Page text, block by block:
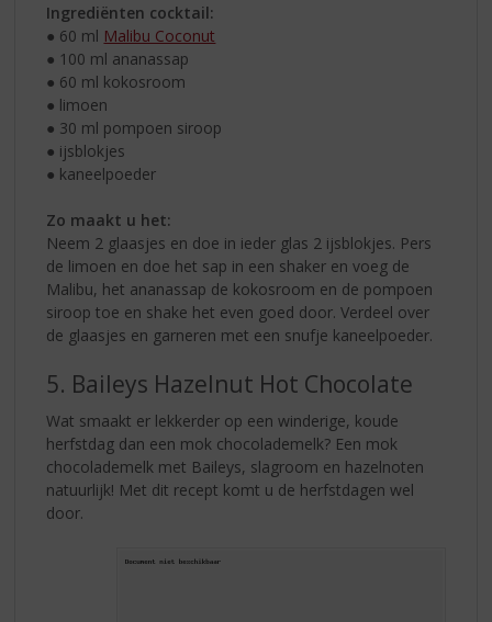
Ingrediënten cocktail:
● 60 ml Malibu Coconut
● 100 ml ananassap
● 60 ml kokosroom
● limoen
● 30 ml pompoen siroop
● ijsblokjes
● kaneelpoeder
Zo maakt u het:
Neem 2 glaasjes en doe in ieder glas 2 ijsblokjes. Pers
de limoen en doe het sap in een shaker en voeg de
Malibu, het ananassap de kokosroom en de pompoen
siroop toe en shake het even goed door. Verdeel over
de glaasjes en garneren met een snufje kaneelpoeder.
5. Baileys Hazelnut Hot Chocolate
Wat smaakt er lekkerder op een winderige, koude
herfstdag dan een mok chocolademelk? Een mok
chocolademelk met Baileys, slagroom en hazelnoten
natuurlijk! Met dit recept komt u de herfstdagen wel
door.